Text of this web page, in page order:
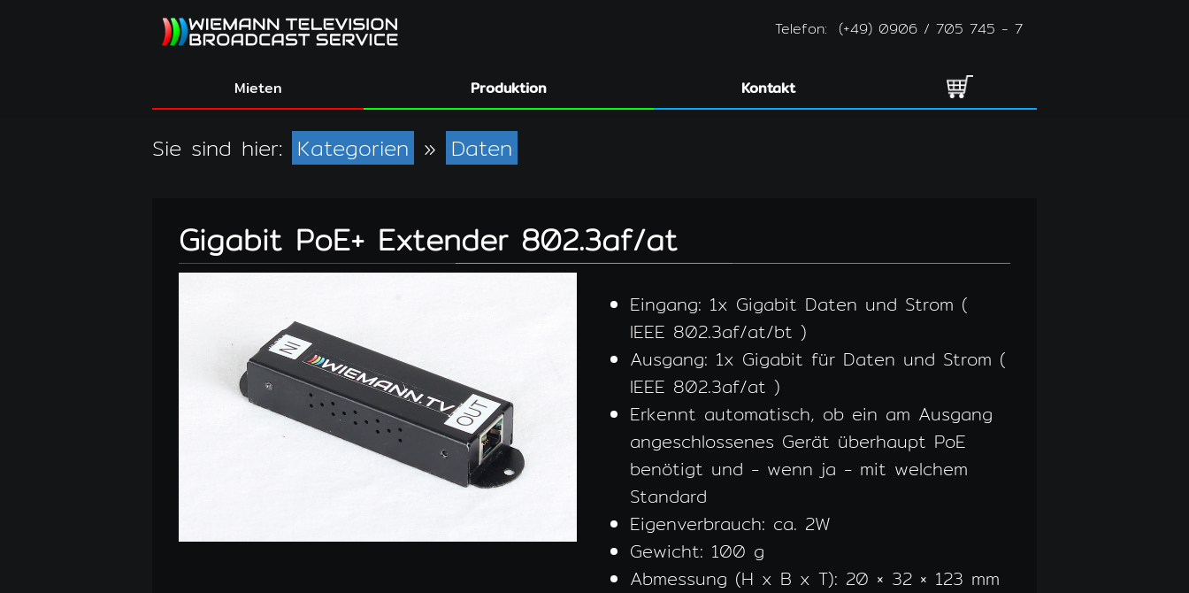
Telefon: (+49) 0906 / 705 745 - 7
Mieten Produktion Kontakt
Sie sind hier: Kategorien » Daten
Gigabit PoE+ Extender 802.3af/at
Eingang: 1x Gigabit Daten und Strom (
IEEE 802.3af/at/bt )
Ausgang: 1x Gigabit für Daten und Strom (
IEEE 802.3af/at )
Erkennt automatisch, ob ein am Ausgang
angeschlossenes Gerät überhaupt PoE
benötigt und - wenn ja - mit welchem
Standard
Eigenverbrauch: ca. 2W
Gewicht: 100 g
Abmessung (H x B x T): 20 × 32 × 123 mm